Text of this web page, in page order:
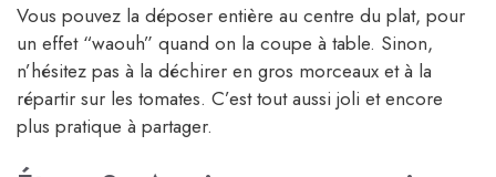
Vous pouvez la déposer entière au centre du plat, pour
un effet “waouh” quand on la coupe à table. Sinon,
n’hésitez pas à la déchirer en gros morceaux et à la
répartir sur les tomates. C’est tout aussi joli et encore
plus pratique à partager.